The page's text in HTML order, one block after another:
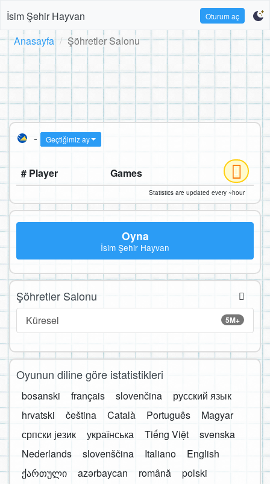
İsim Şehir Hayvan Oturum aç
Anasayfa Şöhretler Salonu
- Geçtiğimiz ay
# Player Games
Statistics are updated every ~hour
Oyna
İsim Şehir Hayvan
Şöhretler Salonu
5M+
Küresel
Oyunun diline göre istatistikleri
bosanski français slovenčina
русский язык
hrvatski
čeština Català Português
Magyar
српски језик
українська Tiếng Việt
svenska
Nederlands
slovenščina Italiano
English
ქართული
azərbaycan română
polski